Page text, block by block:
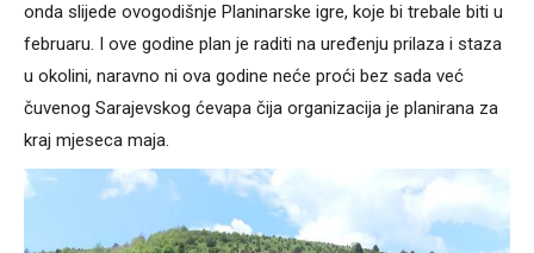
onda slijede ovogodišnje Planinarske igre, koje bi trebale biti u
februaru. I ove godine plan je raditi na uređenju prilaza i staza
u okolini, naravno ni ova godine neće proći bez sada već
čuvenog Sarajevskog ćevapa čija organizacija je planirana za
kraj mjeseca maja.